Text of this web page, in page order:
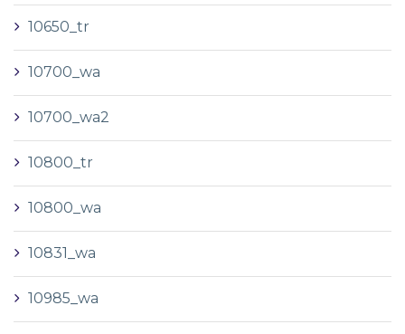
10650_tr
10700_wa
10700_wa2
10800_tr
10800_wa
10831_wa
10985_wa